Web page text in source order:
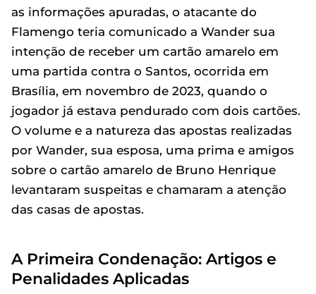
as informações apuradas, o atacante do
Flamengo teria comunicado a Wander sua
intenção de receber um cartão amarelo em
uma partida contra o Santos, ocorrida em
Brasília, em novembro de 2023, quando o
jogador já estava pendurado com dois cartões.
O volume e a natureza das apostas realizadas
por Wander, sua esposa, uma prima e amigos
sobre o cartão amarelo de Bruno Henrique
levantaram suspeitas e chamaram a atenção
das casas de apostas.
A Primeira Condenação: Artigos e
Penalidades Aplicadas